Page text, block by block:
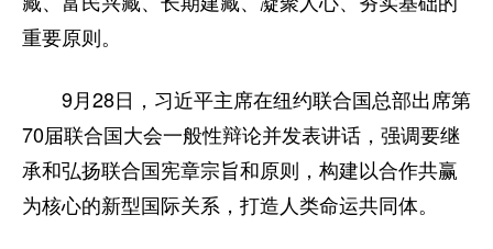
重要原则。
9月28日，习近平主席在纽约联合国总部出席第
70届联合国大会一般性辩论并发表讲话，强调要继
承和弘扬联合国宪章宗旨和原则，构建以合作共赢
为核心的新型国际关系，打造人类命运共同体。